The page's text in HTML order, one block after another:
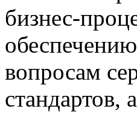
бизнес-
вопросам
стандартов,